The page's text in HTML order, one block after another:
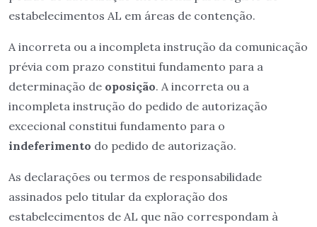
estabelecimentos AL em áreas de contenção.
A incorreta ou a incompleta instrução da comunicação
prévia com prazo constitui fundamento para a
determinação de oposição. A incorreta ou a
incompleta instrução do pedido de autorização
excecional constitui fundamento para o
indeferimento do pedido de autorização.
As declarações ou termos de responsabilidade
assinados pelo titular da exploração dos
estabelecimentos de AL que não correspondam à